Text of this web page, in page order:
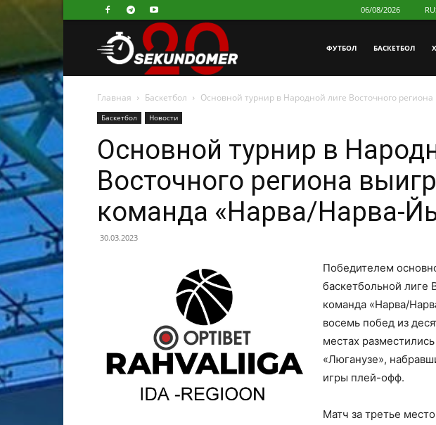
06/08/2026
ФУТБОЛ БAСКЕТБОЛ
Главная Бaскетбол Основной турнир в Народной лиге Восточного
Бaскетбол Новости
Основной турнир в
Восточного региона
команда «Нарва/Нарва-
30.03.2023
Победителем
баскетбольной лиге
команда «Нарва/
восемь побед из
местах
«Люганузе»,
игры плей-офф.
Матч за третье